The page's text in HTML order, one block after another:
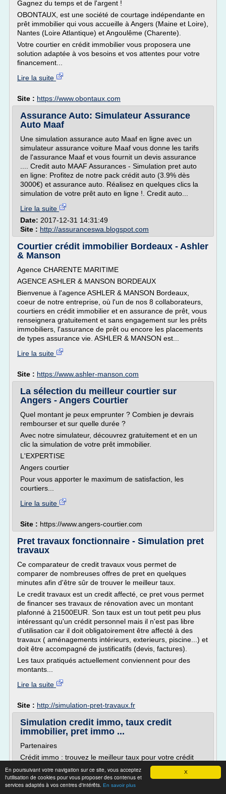
X
En poursuivant votre navigation sur ce site, vous acceptez
l'utilisation de cookies pour vous proposer des contenus et
services adaptés à vos centres d'intérêts. En savoir plus
Gagnez du temps et de l'argent !
OBONTAUX, est une société de courtage indépendante en
prêt immobilier qui vous accueille à Angers (Maine et Loire),
Nantes (Loire Atlantique) et Angoulême (Charente).
Votre courtier en crédit immobilier vous proposera une
solution adaptée à vos besoins et vos attentes pour votre
financement...
Lire la suite
Site : https://www.obontaux.com
Assurance Auto: Simulateur Assurance
Auto Maaf
Une simulation assurance auto Maaf en ligne avec un
simulateur assurance voiture Maaf vous donne les tarifs
de l'assurance Maaf et vous fournit un devis assurance
.... Credit auto MAAF Assurances - Simulation pret auto
en ligne: Profitez de notre pack crédit auto (3.9% dès
3000€) et assurance auto. Réalisez en quelques clics la
simulation de votre prêt auto en ligne !. Credit auto...
Lire la suite
Date: 2017-12-31 14:31:49
Site : http://assuranceswa.blogspot.com
Courtier crédit immobilier Bordeaux - Ashler
& Manson
Agence CHARENTE MARITIME
AGENCE ASHLER & MANSON BORDEAUX
Bienvenue à l'agence ASHLER & MANSON Bordeaux,
coeur de notre entreprise, où l'un de nos 8 collaborateurs,
courtiers en crédit immobilier et en assurance de prêt, vous
renseignera gratuitement et sans engagement sur les prêts
immobiliers, l'assurance de prêt ou encore les placements
de types assurance vie. ASHLER & MANSON est...
Lire la suite
Site : https://www.ashler-manson.com
La sélection du meilleur courtier sur
Angers - Angers Courtier
Quel montant je peux emprunter ? Combien je devrais
rembourser et sur quelle durée ?
Avec notre simulateur, découvrez gratuitement et en un
clic la simulation de votre prêt immobilier.
L'EXPERTISE
Angers courtier
Pour vous apporter le maximum de satisfaction, les
courtiers...
Lire la suite
Site : https://www.angers-courtier.com
Pret travaux fonctionnaire - Simulation pret
travaux
Ce comparateur de credit travaux vous permet de
comparer de nombreuses offres de pret en quelques
minutes afin d'être sûr de trouver le meilleur taux.
Le credit travaux est un credit affecté, ce pret vous permet
de financer ses travaux de rénovation avec un montant
plafonné à 21500EUR. Son taux est un tout petit peu plus
intéressant qu'un crédit personnel mais il n'est pas libre
d'utilisation car il doit obligatoirement être affecté à des
travaux ( aménagements intérieurs, exterieurs, piscine...) et
doit être accompagné de justificatifs (devis, factures).
Les taux pratiqués actuellement conviennent pour des
montants...
Lire la suite
Site : http://simulation-pret-travaux.fr
Simulation credit immo, taux credit
immobilier, pret immo ...
Partenaires
Crédit immo : trouvez le meilleur taux pour votre crédit
Avec le développement sur internet de la simulation de
crédit immobilier, comparer les différents taux et services